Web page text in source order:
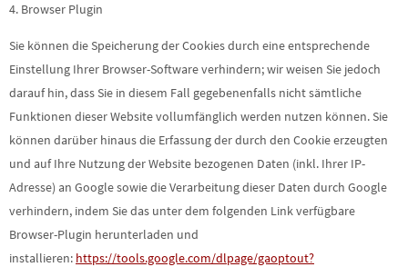
4. Browser Plugin
Sie können die Speicherung der Cookies durch eine entsprechende
Einstellung Ihrer Browser-Software verhindern; wir weisen Sie jedoch
darauf hin, dass Sie in diesem Fall gegebenenfalls nicht sämtliche
Funktionen dieser Website vollumfänglich werden nutzen können. Sie
können darüber hinaus die Erfassung der durch den Cookie erzeugten
und auf Ihre Nutzung der Website bezogenen Daten (inkl. Ihrer IP-
Adresse) an Google sowie die Verarbeitung dieser Daten durch Google
verhindern, indem Sie das unter dem folgenden Link verfügbare
Browser-Plugin herunterladen und
installieren: https://tools.google.com/dlpage/gaoptout?